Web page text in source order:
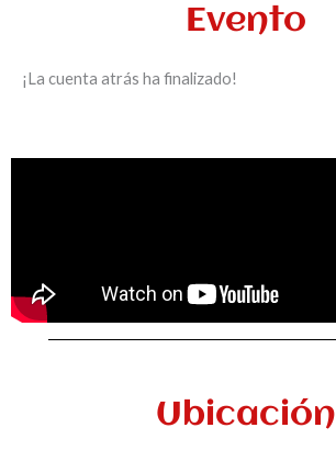
Evento
¡La cuenta atrás ha finalizado!
Ubicación